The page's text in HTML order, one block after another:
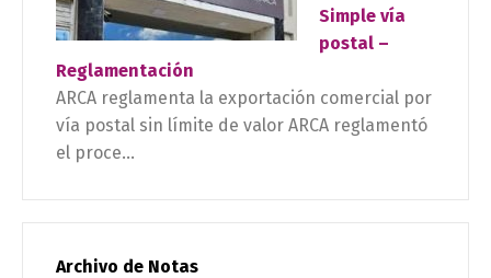
Simple vía
postal –
Reglamentación
ARCA reglamenta la exportación comercial por
vía postal sin límite de valor ARCA reglamentó
el proce...
Archivo de Notas